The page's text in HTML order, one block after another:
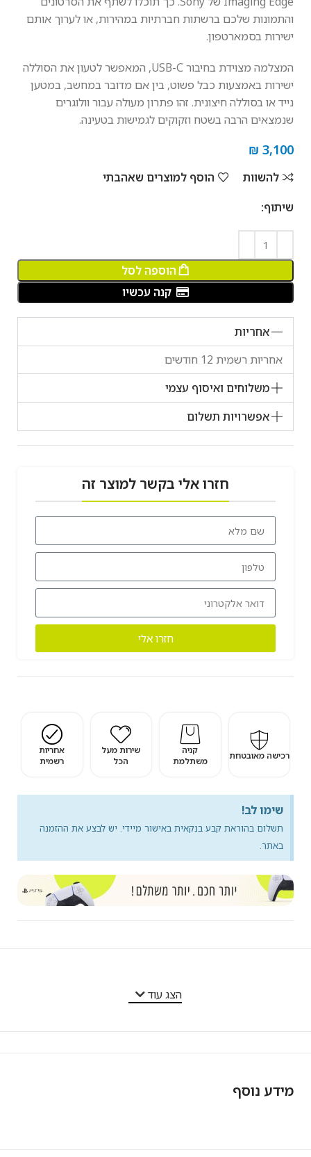
והתמונות שלכם ברשתות חברתיות במהירות, או לערוך אותם
ישירות בסמארטפון.
המצלמה מצוידת בחיבור USB-C, המאפשר לטעון את הסוללה
ישירות באמצעות כבל פשוט, בין אם מדובר במחשב, במטען
נייד או בסוללה חיצונית. זהו פתרון מעולה עבור וולוגרים
שנמצאים הרבה בשטח וזקוקים לגמישות בטעינה.
₪ 3,100
להשוות
הוסף למוצרים שאהבתי
שיתוף:
הוספה לסל
קנה עכשיו
אחריות
אחריות רשמית 12 חודשים
משלוחים ואיסוף עצמי
אפשרויות תשלום
חזרו אלי בקשר למוצר זה
חזרו אלי
רכישה מאובטחת
קניה
משתלמת
שירות מעל
הכל
אחריות
רשמית
שימו לב!
תשלום בהוראת קבע בנקאית באישור מיידי. יש לבצע את ההזמנה
באתר.
הצג עוד
מידע נוסף